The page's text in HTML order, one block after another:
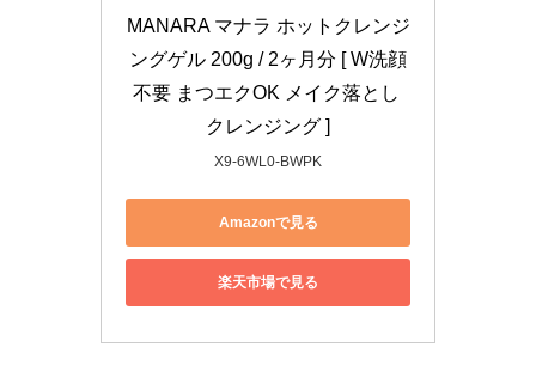
MANARA マナラ ホットクレンジ
ングゲル 200g / 2ヶ月分 [ W洗顔
不要 まつエクOK メイク落とし
クレンジング ]
X9-6WL0-BWPK
Amazonで見る
楽天市場で見る